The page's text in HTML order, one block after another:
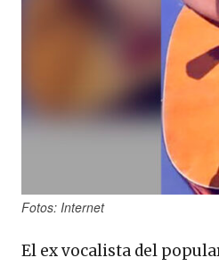
Fotos: Internet
El ex vocalista del